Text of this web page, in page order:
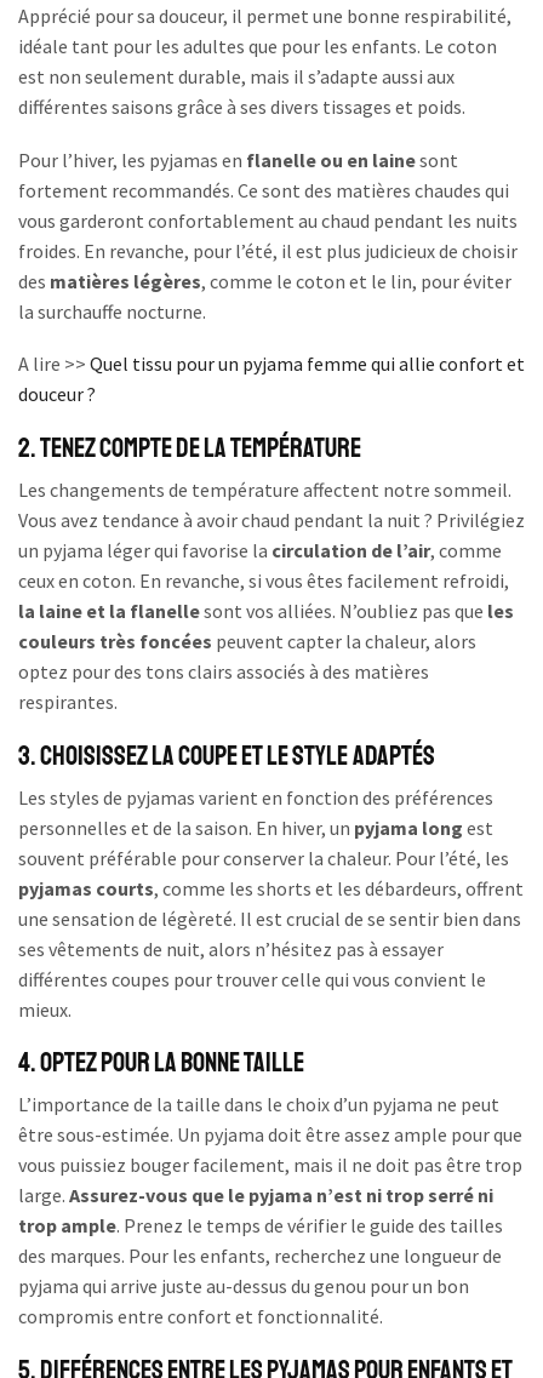
Apprécié pour sa douceur, il permet une bonne respirabilité,
idéale tant pour les adultes que pour les enfants. Le coton
est non seulement durable, mais il s’adapte aussi aux
différentes saisons grâce à ses divers tissages et poids.
Pour l’hiver, les pyjamas en flanelle ou en lainesont
fortement recommandés. Ce sont des matières chaudes qui
vous garderont confortablement au chaud pendant les nuits
froides. En revanche, pour l’été, il est plus judicieux de choisir
des matières légères, comme le coton et le lin, pour éviter
la surchauffe nocturne.
A lire >> Quel tissu pour un pyjama femme qui allie confort et
douceur ?
2. Tenez compte de la température
Les changements de température affectent notre sommeil.
Vous avez tendance à avoir chaud pendant la nuit ? Privilégiez
un pyjama léger qui favorise la circulation de l’air, comme
ceux en coton. En revanche, si vous êtes facilement refroidi,
la laine et la flanellesont vos alliées. N’oubliez pas que les
couleurs très foncées peuvent capter la chaleur, alors
optez pour des tons clairs associés à des matières
respirantes.
3. Choisissez la coupe et le style adaptés
Les styles de pyjamas varient en fonction des préférences
personnelles et de la saison. En hiver, un pyjama long est
souvent préférable pour conserver la chaleur. Pour l’été, les
pyjamas courts, comme les shorts et les débardeurs, offrent
une sensation de légèreté. Il est crucial de se sentir bien dans
ses vêtements de nuit, alors n’hésitez pas à essayer
différentes coupes pour trouver celle qui vous convient le
mieux.
4. Optez pour la bonne taille
L’importance de la taille dans le choix d’un pyjama ne peut
être sous-estimée. Un pyjama doit être assez ample pour que
vous puissiez bouger facilement, mais il ne doit pas être trop
large. Assurez-vous que le pyjama n’est ni trop serré ni
trop ample. Prenez le temps de vérifier le guide des tailles
des marques. Pour les enfants, recherchez une longueur de
pyjama qui arrive juste au-dessus du genou pour un bon
compromis entre confort et fonctionnalité.
5. Différences entre les pyjamas pour enfants et